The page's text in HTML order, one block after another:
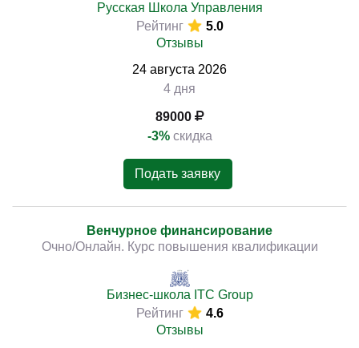
Русская Школа Управления
Рейтинг
5.0
Отзывы
24 августа 2026
4 дня
89000
-3% скидка
Подать заявку
Венчурное финансирование
Очно/Онлайн. Курс повышения квалификации
Бизнес-школа ITC Group
Рейтинг
4.6
Отзывы